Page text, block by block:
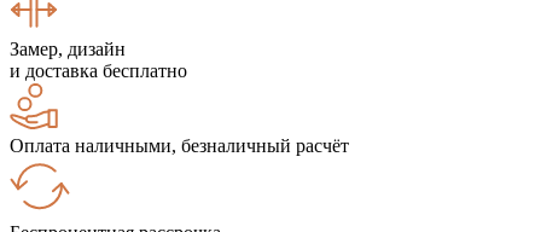
Замер, дизайн
и доставка бесплатно
Оплата наличными, безналичный расчёт